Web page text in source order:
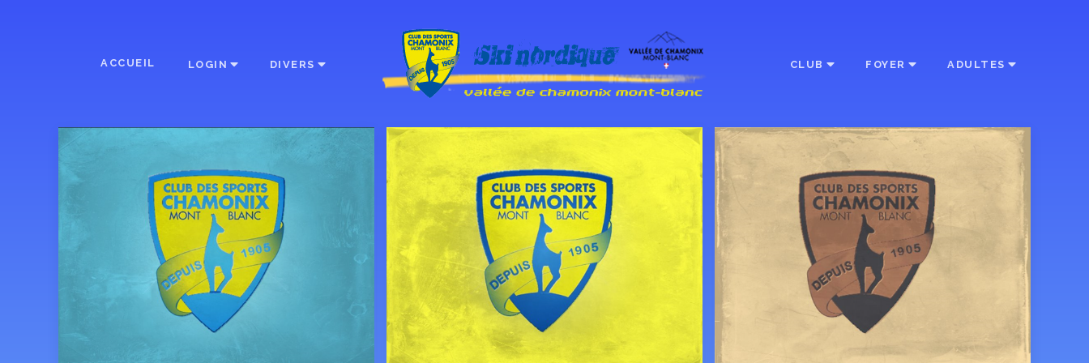
ACCUEIL LOGIN DIVERS CLUB FOYER ADULTES